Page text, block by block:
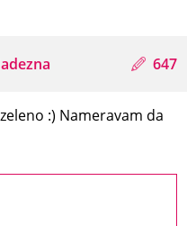
647
:) Nameravam da